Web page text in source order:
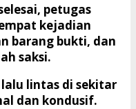
petugas
kejadian
barang bukti, dan
saksi.
lintas di sekitar
dan kondusif.